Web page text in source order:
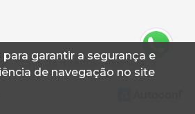
garantir a segurança e
de navegação no site
Todos os direitos reservados.